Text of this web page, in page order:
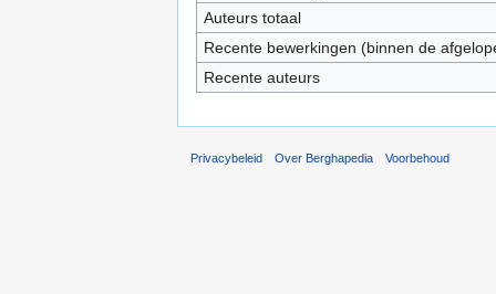
Auteurs totaal
Recente bewerkingen (binnen de
Recente auteurs
Privacybeleid Over Berghapedia Voorbehoud